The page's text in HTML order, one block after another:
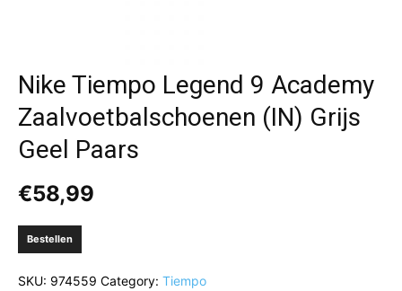
Nike Tiempo Legend 9 Academy
Zaalvoetbalschoenen (IN) Grijs
Geel Paars
€58,99
Bestellen
SKU: 974559 Category: Tiempo